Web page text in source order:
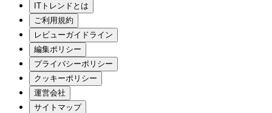
ITトレンドとは
ご利用規約
レビューガイドライン
編集ポリシー
プライバシーポリシー
クッキーポリシー
運営会社
サイトマップ